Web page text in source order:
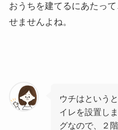
おうちを建てるにあたって
せませんよね。
ウチはという
イレを設置し
グなので、２